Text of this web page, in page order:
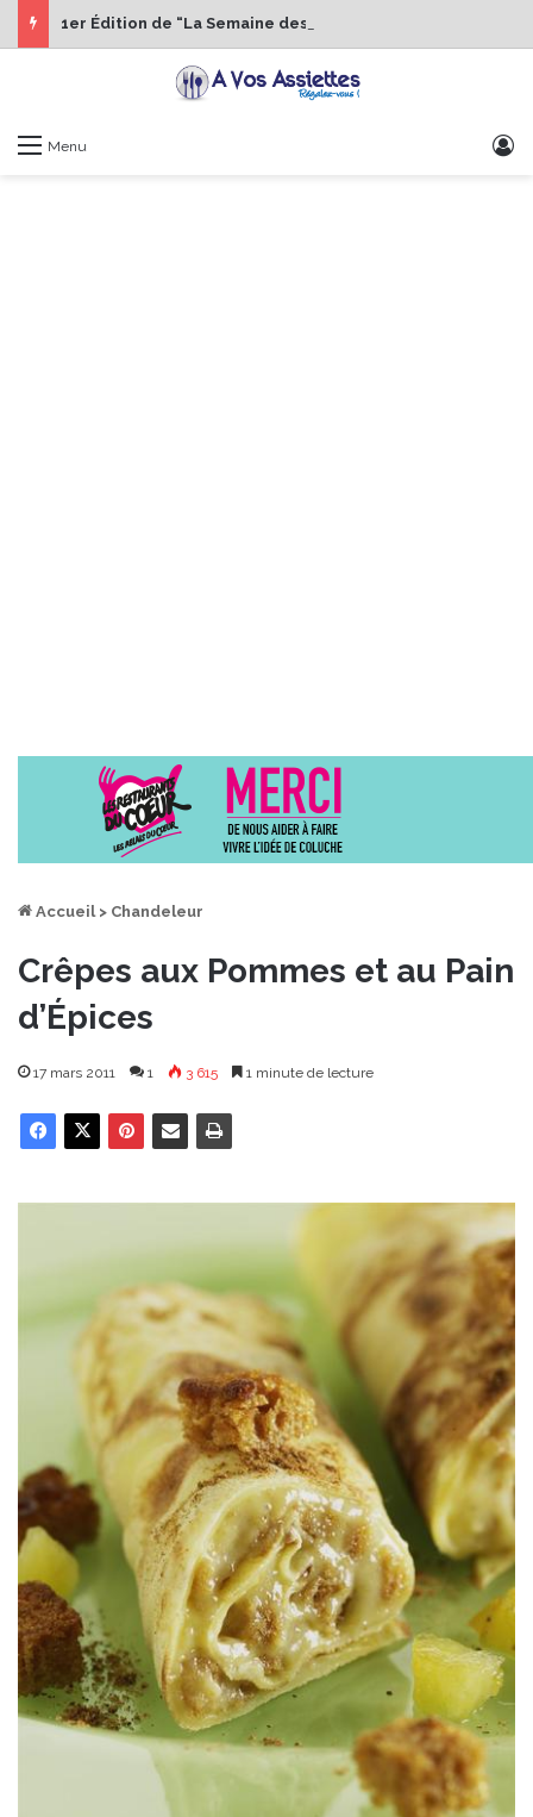
Menu
Accueil > Chandeleur
Crêpes aux Pommes et au Pain
d’Épices
17 mars 2011 1 3 615 1 minute de lecture